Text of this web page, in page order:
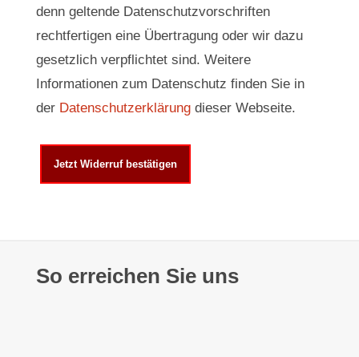
denn geltende Datenschutzvorschriften
rechtfertigen eine Übertragung oder wir dazu
gesetzlich verpflichtet sind. Weitere
Informationen zum Datenschutz finden Sie in
der Datenschutzerklärungdieser Webseite.
So erreichen Sie uns